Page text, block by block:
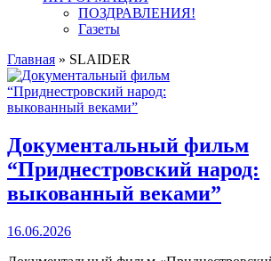
ПОЗДРАВЛЕНИЯ!
Газеты
Главная » SLAIDER
Документальный фильм
“Приднестровский народ:
выкованный веками”
16.06.2026